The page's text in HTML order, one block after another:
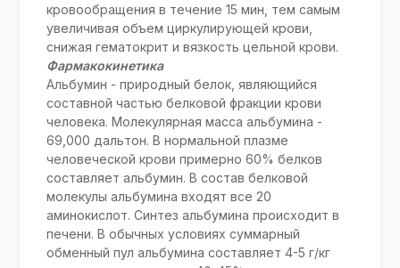
кровообращения в течение 15 мин, тем самым
увеличивая объем циркулирующей крови,
снижая гематокрит и вязкость цельной крови.
Фармакокинетика
Альбумин - природный белок, являющийся
составной частью белковой фракции крови
человека. Молекулярная масса альбумина -
69,000 дальтон. В нормальной плазме
человеческой крови примерно 60% белков
составляет альбумин. В состав белковой
молекулы альбумина входят все 20
аминокислот. Синтез альбумина происходит в
печени. В обычных условиях суммарный
обменный пул альбумина составляет 4-5 г/кг